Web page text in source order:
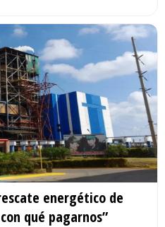
energético de
qué pagarnos”